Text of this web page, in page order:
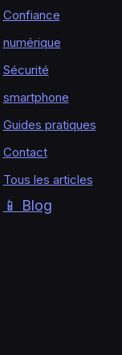
Confiance
numérique
Sécurité
smartphone
Guides pratiques
Contact
Tous les articles
📱 Blog